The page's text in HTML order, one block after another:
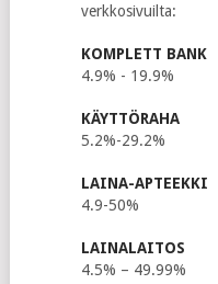
verkkosivuilta:
KOMPLETT BANK
4.9% - 19.9%
KÄYTTÖRAHA
5.2%-29.2%
LAINA-APTEEKKI
4.9-50%
LAINALAITOS
4.5% – 49.99%